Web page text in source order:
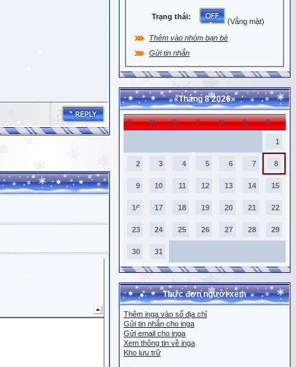
Trạng thái:
(Vắng mặt)
Thêm vào nhóm bạn bè
Gửi tin nhắn
«Tháng 8 2026»
C H B T N S B
1
2 3 4 5 6 7 8
9 10 11 12 13 14 15
16 17 18 19 20 21 22
23 24 25 26 27 28 29
30 31
Thực đơn người xem
Thêm inga vào sổ địa chỉ
Gửi tin nhắn cho inga
Gửi email cho inga
Xem thông tin về inga
Kho lưu trữ